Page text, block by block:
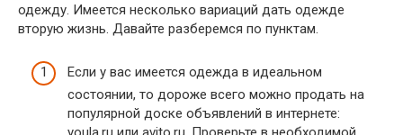
одежду. Имеется несколько вариаций дать одежде
вторую жизнь. Давайте разберемся по пунктам.
Если у вас имеется одежда в идеальном
состоянии, то дороже всего можно продать на
популярной доске объявлений в интернете: